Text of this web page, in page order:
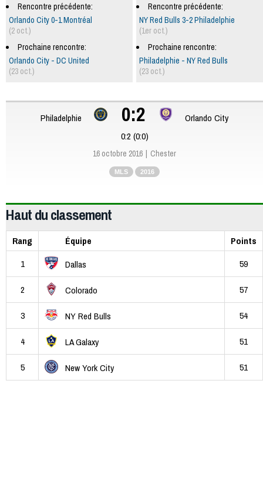
Rencontre précédente:
NY Red Bulls 3-2 Philadelphie
(1er oct.)
Prochaine rencontre:
Philadelphie - NY Red Bulls
(23 oct.)
Rencontre précédente:
Orlando City 0-1 Montréal
(2 oct.)
Prochaine rencontre:
Orlando City - DC United
(23 oct.)
Philadelphie 0:2
Orlando City
0:2 (0:0)
16 octobre 2016 Chester
MLS 2016
Haut du classement
Rang Équipe
Points
1
Dallas 59
2 Colorado 57
3 NY Red Bulls 54
4 LA Galaxy 51
5 New York City 51